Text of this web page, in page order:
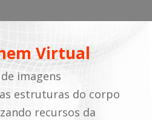
Virtual
imagens
estruturas do corpo
recursos da